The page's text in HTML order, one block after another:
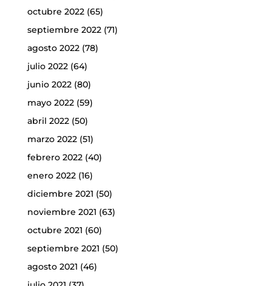
octubre 2022(65)
septiembre 2022(71)
agosto 2022(78)
julio 2022(64)
junio 2022(80)
mayo 2022(59)
abril 2022(50)
marzo 2022(51)
febrero 2022(40)
enero 2022(16)
diciembre 2021 (50)
noviembre 2021 (63)
octubre 2021 (60)
septiembre 2021 (50)
agosto 2021 (46)